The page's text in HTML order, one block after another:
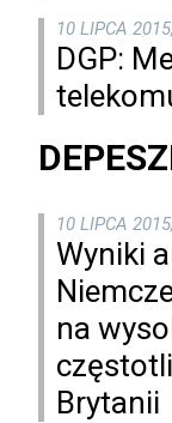
10 LIPCA
DGP:
10 LIPCA
Wyniki
na
Brytanii